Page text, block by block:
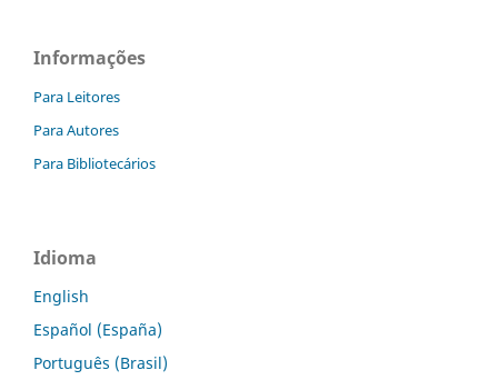
Informações
Para Leitores
Para Autores
Para Bibliotecários
Idioma
English
Español (España)
Português (Brasil)